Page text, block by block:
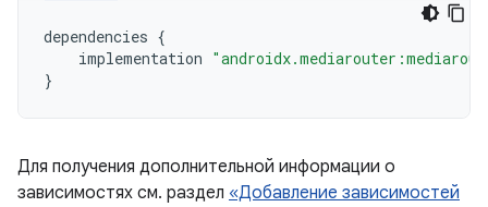
dependencies {
implementation
}
Для получения дополнительной информации о
зависимостях см. раздел «Добавление зависимостей